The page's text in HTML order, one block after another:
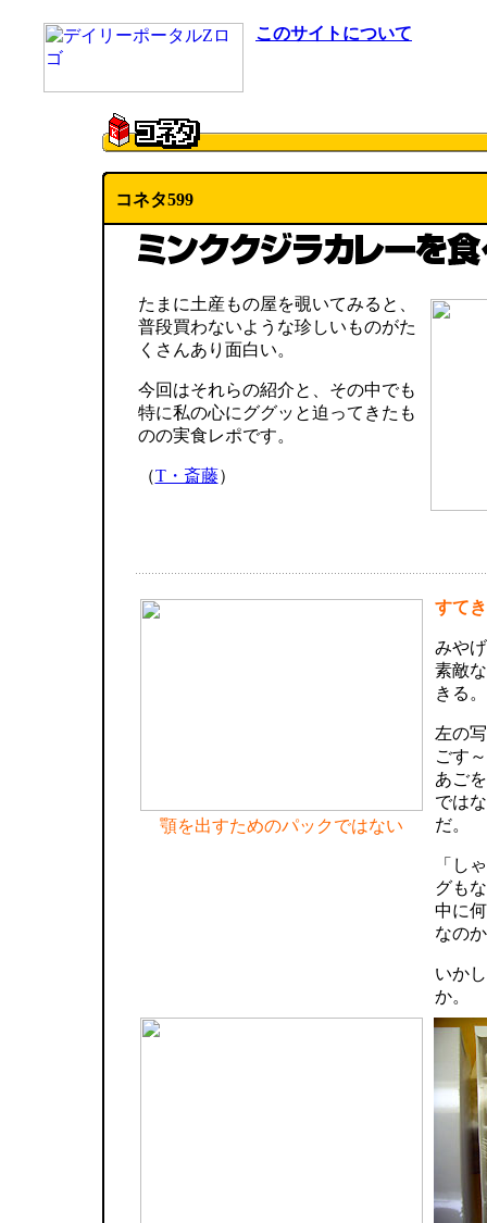
このサイトについて
コネタ599
たまに土産もの屋を覗いてみると、
普段買わないような珍しいものがた
くさんあり面白い。
今回はそれらの紹介と、その中でも
特に私の心にググッと迫ってきたも
のの実食レポです。
（T・斎藤）
顎を出すためのパックではない
すて
みや
素敵
きる。
左の
ごす
あご
では
だ。
「し
グも
中に
なの
いか
か。